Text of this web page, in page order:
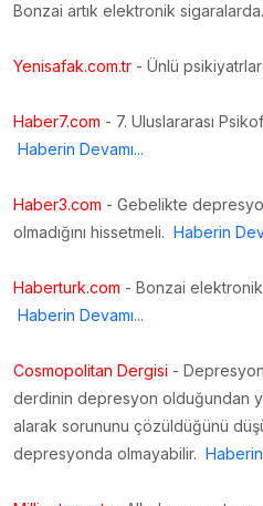
Bonzai artık elektronik sigaralarda.
Yenisafak.com.tr - Ünlü
Haber7.com - 7. Uluslararası
Haberin Devamı...
Haber3.com - Gebelikte
olmadığını hissetmeli. Haberin
Haberturk.com - Bonzai
Haberin Devamı...
Cosmopolitan Dergisi -
derdinin depresyon olduğundan
alarak sorununu çözüldüğünü
depresyonda olmayabilir. Haberin